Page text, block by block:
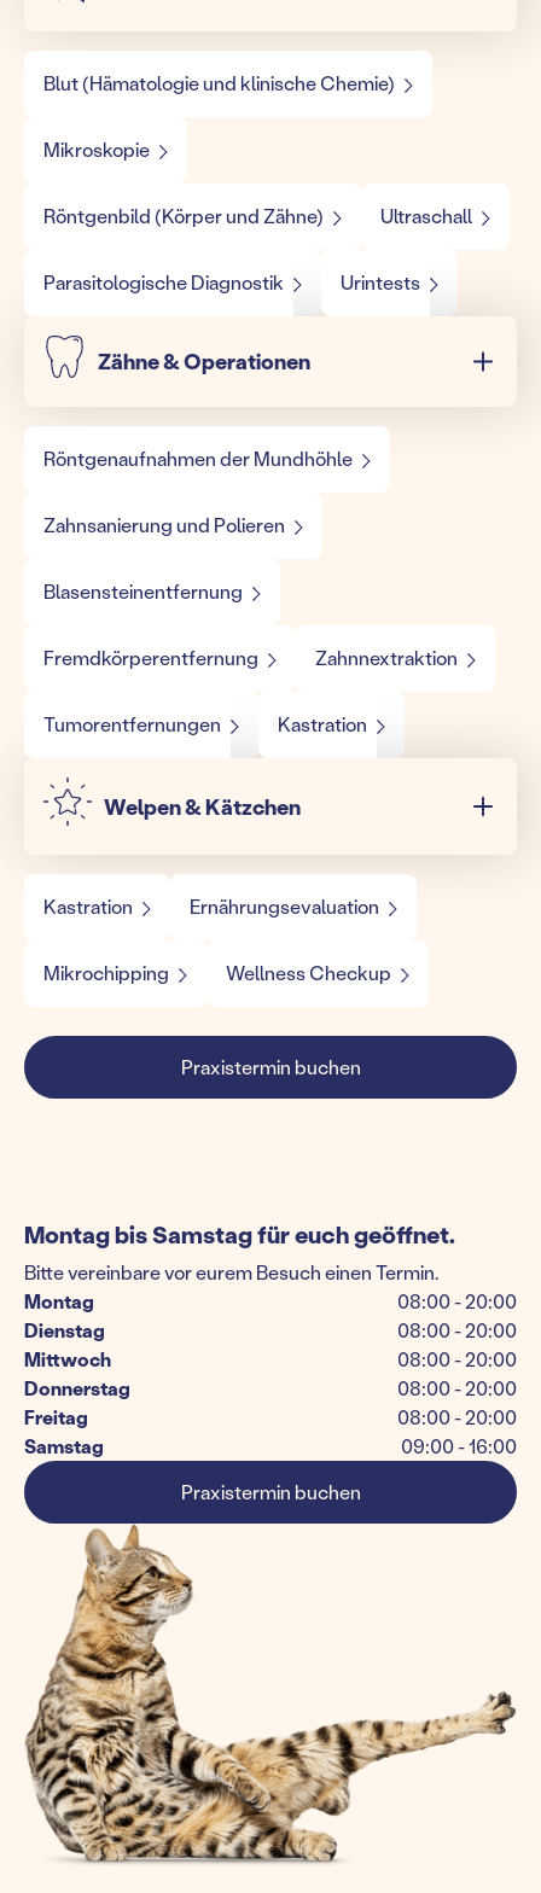
Blut (Hämatologie und klinische Chemie)
Mikroskopie
Röntgenbild (Körper und Zähne) Ultraschall
Parasitologische Diagnostik Urintests
Zähne & Operationen
Röntgenaufnahmen der Mundhöhle
Zahnsanierung und Polieren
Blasensteinentfernung
Fremdkörperentfernung Zahnnextraktion
Tumorentfernungen Kastration
Welpen & Kätzchen
Kastration Ernährungsevaluation
Mikrochipping Wellness Checkup
Praxistermin buchen
Montag bis Samstag für euch geöffnet.
Bitte vereinbare vor eurem Besuch einen Termin.
Montag
08:00 - 20:00
Dienstag
08:00 - 20:00
Mittwoch
08:00 - 20:00
Donnerstag
08:00 - 20:00
Freitag
08:00 - 20:00
Samstag
09:00 - 16:00
Praxistermin buchen